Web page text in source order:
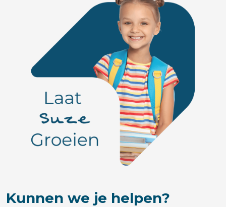
Kunnen we je helpen?